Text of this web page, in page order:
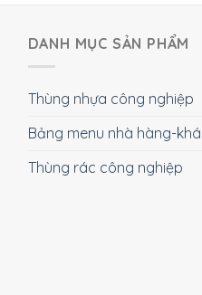
DANH MỤC SẢN PHẨM
Thùng nhựa công nghiệp
Bảng menu nhà hàng-
Thùng rác công nghiệp